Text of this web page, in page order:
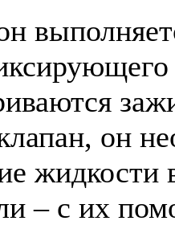
он
жидкости
– с их